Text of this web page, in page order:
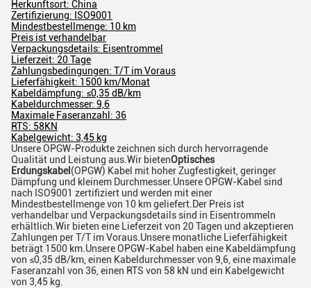
Herkunftsort: China
Zertifizierung: ISO9001
Mindestbestellmenge: 10 km
Preis ist verhandelbar
Verpackungsdetails: Eisentrommel
Lieferzeit: 20 Tage
Zahlungsbedingungen: T/T im Voraus
Lieferfähigkeit: 1500 km/Monat
Kabeldämpfung: ≤0,35 dB/km
Kabeldurchmesser: 9,6
Maximale Faseranzahl: 36
RTS: 58KN
Kabelgewicht: 3,45 kg
Unsere OPGW-Produkte zeichnen sich durch hervorragende
Qualität und Leistung aus.Wir bietenOptisches
Erdungskabel (OPGW) Kabel mit hoher Zugfestigkeit, geringer
Dämpfung und kleinem Durchmesser.Unsere OPGW-Kabel sind
nach ISO9001 zertifiziert und werden mit einer
Mindestbestellmenge von 10 km geliefert.Der Preis ist
verhandelbar und Verpackungsdetails sind in Eisentrommeln
erhältlich.Wir bieten eine Lieferzeit von 20 Tagen und akzeptieren
Zahlungen per T/T im Voraus.Unsere monatliche Lieferfähigkeit
beträgt 1500 km.Unsere OPGW-Kabel haben eine Kabeldämpfung
von ≤0,35 dB/km, einen Kabeldurchmesser von 9,6, eine maximale
Faseranzahl von 36, einen RTS von 58 kN und ein Kabelgewicht
von 3,45 kg.